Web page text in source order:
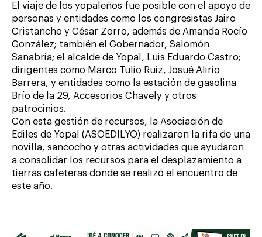
El viaje de los yopaleños fue posible con el apoyo de
personas y entidades como los congresistas Jairo
Cristancho y César Zorro, además de Amanda Rocío
González; también el Gobernador, Salomón
Sanabria; el alcalde de Yopal, Luis Eduardo Castro;
dirigentes como Marco Tulio Ruiz, Josué Alirio
Barrera, y entidades como la estación de gasolina
Brío de la 29, Accesorios Chavely y otros
patrocinios.
Con esta gestión de recursos, la Asociación de
Ediles de Yopal (ASOEDILYO) realizaron la rifa de una
novilla, sancocho y otras actividades que ayudaron
a consolidar los recursos para el desplazamiento a
tierras cafeteras donde se realizó el encuentro de
este año.